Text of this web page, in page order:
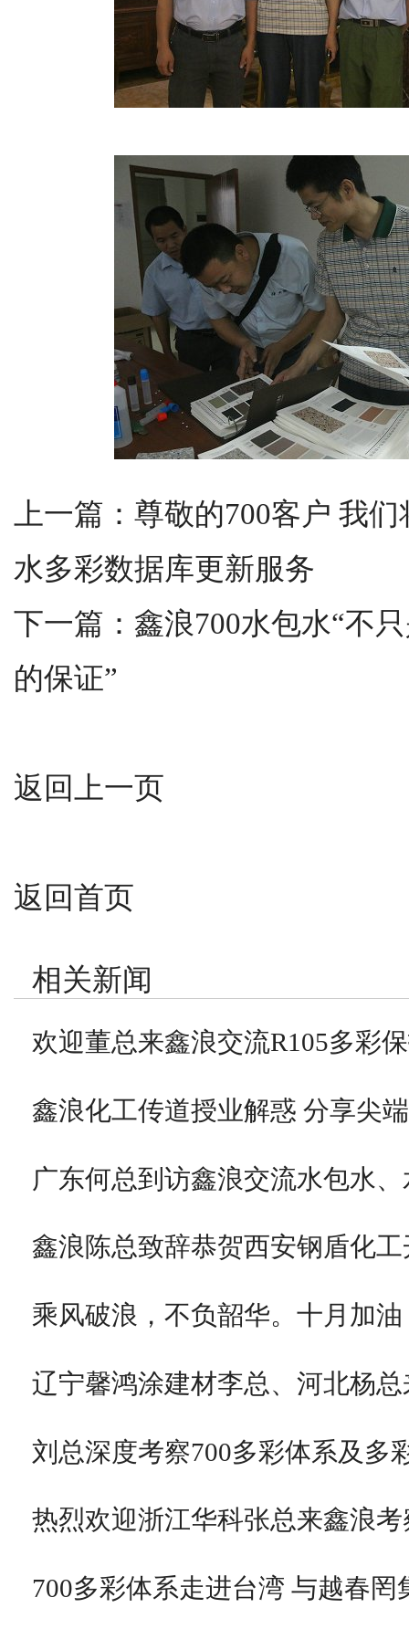
上一篇： 尊敬的700客户 我
水多彩数据库更新服务
下一篇： 鑫浪700水包水“不
的保证”
返回上一页
返回首页
相关新闻
欢迎董总来鑫浪交流R105多彩
鑫浪化工传道授业解惑 分享尖
广东何总到访鑫浪交流水包水
鑫浪陈总致辞恭贺西安钢盾化
乘风破浪，不负韶华。十月加油
辽宁馨鸿涂建材李总、河北杨
刘总深度考察700多彩体系及多
热烈欢迎浙江华科张总来鑫浪
700多彩体系走进台湾 与越春